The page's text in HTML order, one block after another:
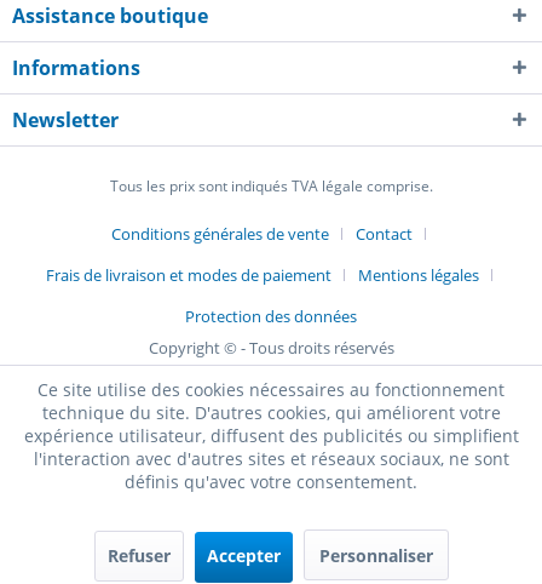
Assistance boutique
Informations
Newsletter
Tous les prix sont indiqués TVA légale comprise.
Conditions générales de vente
Contact
Frais de livraison et modes de paiement
Mentions légales
Protection des données
Copyright © - Tous droits réservés
Ce site utilise des cookies nécessaires au fonctionnement
technique du site. D'autres cookies, qui améliorent votre
expérience utilisateur, diffusent des publicités ou simplifient
l'interaction avec d'autres sites et réseaux sociaux, ne sont
définis qu'avec votre consentement.
Refuser Accepter Personnaliser